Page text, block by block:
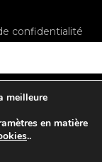
confidentialité
tiktok
meilleure
en matière
..